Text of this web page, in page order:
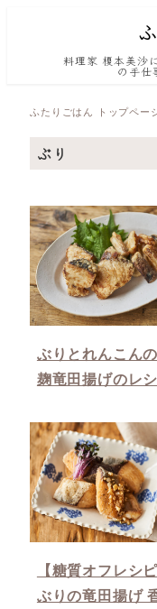
料理家 榎本美沙
の手仕
ふたりごはん トップペー
ぶり
ぶりとれんこん
麹竜田揚げのレ
【糖質オフレシピ
ぶりの竜田揚げ